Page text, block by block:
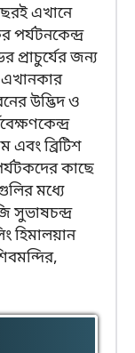
এখানে
পর্যটনকেন্দ্র
প্রাচুর্যের জন্য
এখানকার
উদ্ভিদ ও
এবং ব্রিটিশ
কাছে
মধ্যে
সুভাষচন্দ্র
হিমালয়ান